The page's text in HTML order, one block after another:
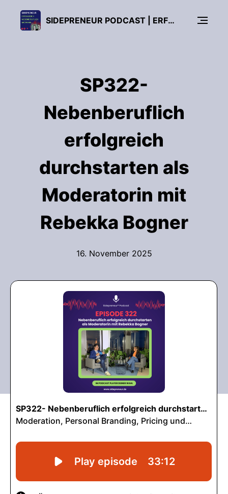
SIDEPRENEUR PODCAST | ERFOLGREICH NEBENBERUFLICH GRÜNDEN!
SP322-
Nebenberuflich
erfolgreich
durchstarten als
Moderatorin mit
Rebekka Bogner
16. November 2025